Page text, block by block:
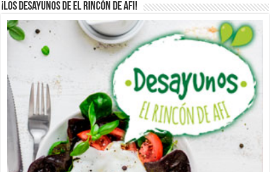
¡Los desayunos de El Rincón de Afi!